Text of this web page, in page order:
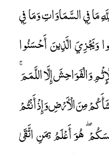
بِمَنِ اهْتَدَىٰ ﴿30﴾ وَلِلَّهِ مَا فِي السَّمَاوَاتِ وَمَا فِي
وَيَجْزِيَ الَّذِينَ أَحْسَنُوا
الْإِثْمِ وَالْفَوَاحِشَ إِلَّا اللَّمَمَ
مِنَ الْأَرْضِ وَإِذْ أَنْتُمْ
هُوَ أَعْلَمُ بِمَنِ اتَّقَىٰ